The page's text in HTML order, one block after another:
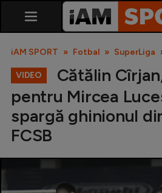
SuperLiga
iAM SPORT Fotbal SuperLiga
VIDEO
Cătălin
pentru Mircea
spargă ghinionul
FCSB